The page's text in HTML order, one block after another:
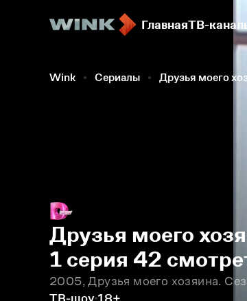
ГлавнаяТВ-
Wink Сериалы Друзья моего
Друзья моего
1 серия 42
2005, Друзья моего хозяина.
ТВ-шоу 18+